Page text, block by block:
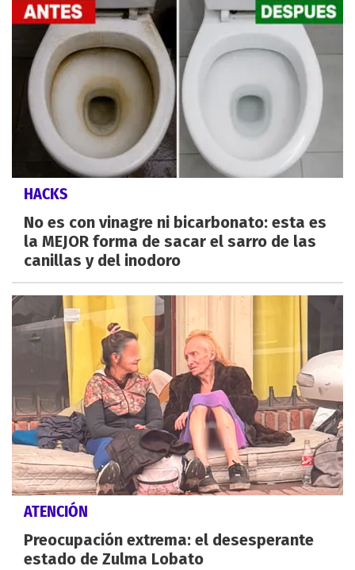
HACKS
No es con vinagre ni bicarbonato: esta es
la MEJOR forma de sacar el sarro de las
canillas y del inodoro
ATENCIÓN
Preocupación extrema: el desesperante
estado de Zulma Lobato